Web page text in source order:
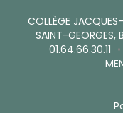
COLLÈGE
SAINT-GEORGES,
01.64.66.30.11 •